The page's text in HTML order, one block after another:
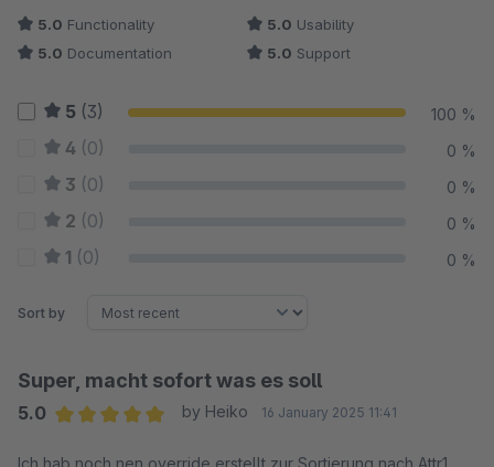
5.0 Functionality 5.0 Usability
5.0 Documentation 5.0 Support
5 (3) 100 %
4 (0) 0 %
3 (0) 0 %
2 (0) 0 %
1 (0) 0 %
Sort by
Super, macht sofort was es soll
5.0
by Heiko 16 January 2025 11:41
Ich hab noch nen override erstellt zur Sortierung nach Attr1.